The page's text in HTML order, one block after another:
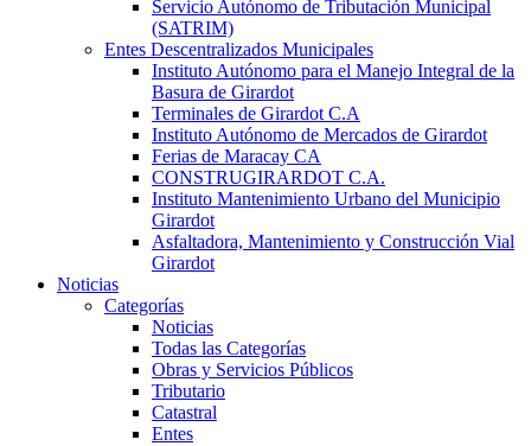
Servicio Autónomo de Tributación Municipal
(SATRIM)
Entes Descentralizados Municipales
Instituto Autónomo para el Manejo Integral de la
Basura de Girardot
Terminales de Girardot C.A
Instituto Autónomo de Mercados de Girardot
Ferias de Maracay CA
CONSTRUGIRARDOT C.A.
Instituto Mantenimiento Urbano del Municipio
Girardot
Asfaltadora, Mantenimiento y Construcción Vial
Girardot
Noticias
Categorías
Noticias
Todas las Categorías
Obras y Servicios Públicos
Tributario
Catastral
Entes